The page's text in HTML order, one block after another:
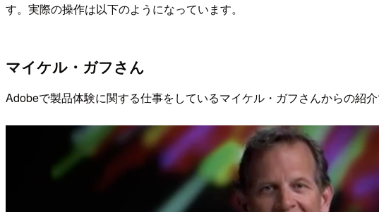
す。実際の操作は以下のようになっています。
マイケル・ガフさん
Adobeで製品体験に関する仕事をしているマイケル・ガフさんからの紹介